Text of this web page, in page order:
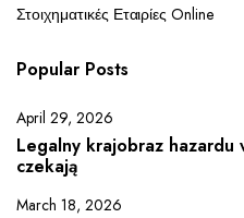
Στοιχηματικές Εταιρίες Online
Popular Posts
April 29, 2026
Legalny krajobraz hazardu
czekają
March 18, 2026